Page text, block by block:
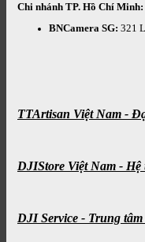
Chi nhánh TP. Hồ Chí Minh:
BNCamera SG: 321
TTArtisan Việt Nam -
DJIStore Việt Nam -
DJI Service - Trung